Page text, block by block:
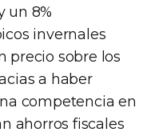
un 8%
invernales
precio sobre los
a haber
competencia en
ahorros fiscales